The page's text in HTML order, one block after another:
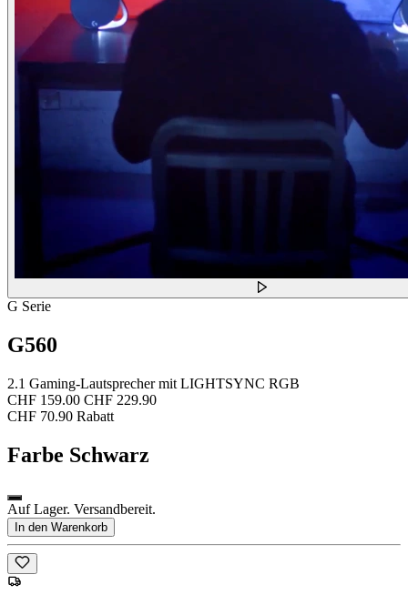
G Serie
G560
2.1 Gaming-Lautsprecher mit LIGHTSYNC RGB
CHF 159.00 CHF 229.90
CHF 70.90 Rabatt
Farbe Schwarz
Auf Lager. Versandbereit.
In den Warenkorb